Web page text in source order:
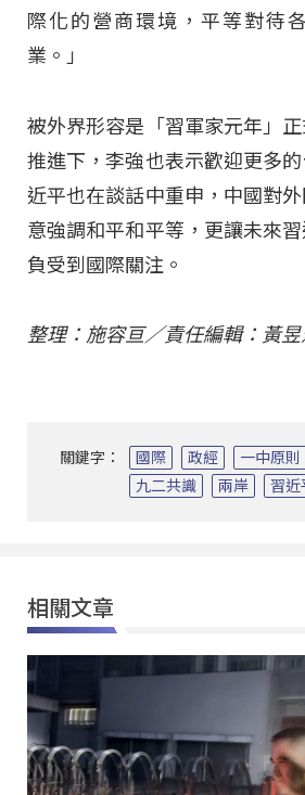
際化的營商環境，平等對待
業。」
被外界形容是「習軍家元年」
推進下，李強也表示歡迎更多
近平也在談話中重申，中國對
意強調和平和平等，更讓未來
負受到國際關注。
整理：施容亘／責任編輯：黃昱
關鍵字： 國際 政經 一中原則
九二共識
兩岸 習近
相關文章